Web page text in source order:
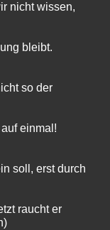
nicht wissen,
bleibt.
so der
einmal!
soll, erst durch
raucht er